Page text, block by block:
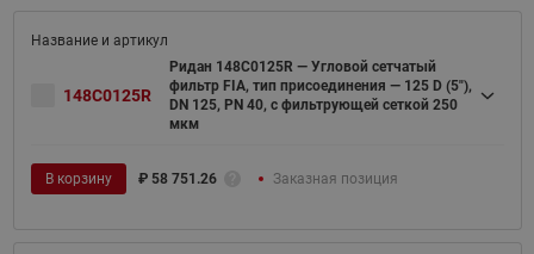
148C0125R
Ридан 148C0125R — Угловой сетчатый
фильтр FIA, тип присоединения — 125 D (5"),
DN 125, PN 40, c фильтрующей сеткой 250
мкм
В корзину ₽ 58 751.26 Заказная позиция